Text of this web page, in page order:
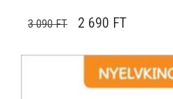
3 090FT ORIGINAL PRICE
2 690 FT